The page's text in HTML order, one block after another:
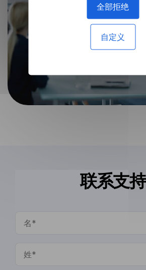
全部拒绝
自定义
联系支持